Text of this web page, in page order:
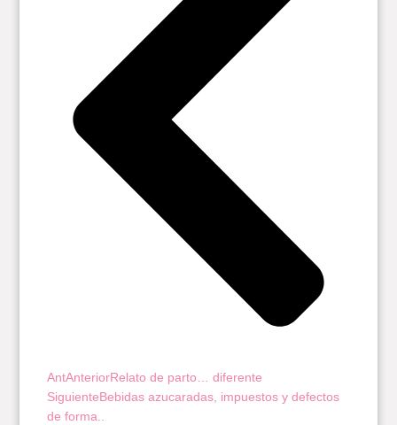
AntAnteriorRelato de parto… diferente
Siguiente Bebidas azucaradas, impuestos y defectos
de forma..